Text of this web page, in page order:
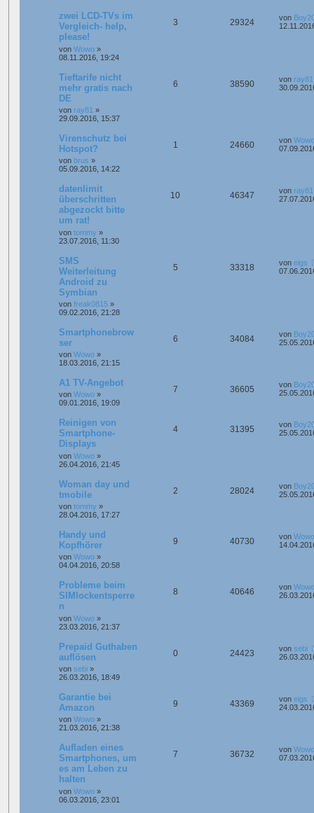
zwei LCD-TVs im
Vergleich- help,
please!
von Wowo »
08.11.2016, 19:24
3 29324 von
Tieftarife nicht
mehr gratis nach
DE
von ray81 »
29.09.2016, 15:37
6 38590 von ray81
Virenschutz bei
Hotspot?
von brus »
05.09.2016, 14:22
1 24660 von Wowo
datenlimit
überschritten
abgezockt bitte
um rat!
von tommy »
23.07.2016, 11:30
10 46347 von ray81
SMS
Weiterleitung
Android zu
Symbian
von freak0815 »
09.02.2016, 21:28
5 33318 von eigs
Smartphonebrow
ser
von Wowo »
18.03.2016, 21:15
6 34084 von
A1 TV-Angebot
von Wowo »
09.01.2016, 19:09
7 36605 von
Reinigen von
Smartphone-
Displays
von Wowo »
26.04.2016, 21:45
4 31395 von
Woman day und
tmobile
von tommy »
28.04.2016, 17:27
2 28024 von
Handy und
Kopfhörer
von Wowo »
04.04.2016, 20:58
9 40730 von Wowo
Probleme beim
SIMlockentsperre
n
von Wowo »
23.03.2016, 21:37
8 40646 von Wowo
Prepaid Guthaben
auflösen
von sebi »
26.03.2016, 18:49
0 24423 von sebi
Garantie bei
Amazon
von Wowo »
21.03.2016, 21:38
9 43369 von eigs
Aufladen eines
Smartphones, um
es am Leben zu
halten
von Wowo »
06.03.2016, 23:01
7 36732 von Wowo